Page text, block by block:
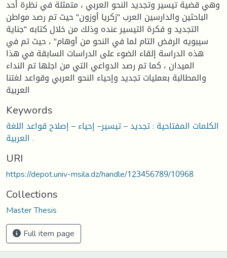
وهي قضية تيسير وتجديد النحو العربي ، متمثلة في نظرة أحد
الباحثين والدارسين العرب "زكريا أوزون" حيث تم رصد مواطن
التجديد و فكرة التيسير عنده وذلك من خلال كتابه "جناية
سيبويه الرفض التام لما في النحو من أوهام" ، حيث تم في
هذه الدراسة إلقاء الضوء على الدراسات السابقة في هذا
الميدان ، كما تم رصد الدواعي التي من اجلها تم النداء
والمطالبة بعمليات تجديد وإحياء النحو العربي وقواعد لغتنا
العربية
Keywords
الكلمات المفتاحية : تجديد – تيسير– إحياء – إصلاح قواعد اللغة
العربية .
URI
https://depot.univ-msila.dz/handle/123456789/10968
Collections
Master Thesis
Full item page